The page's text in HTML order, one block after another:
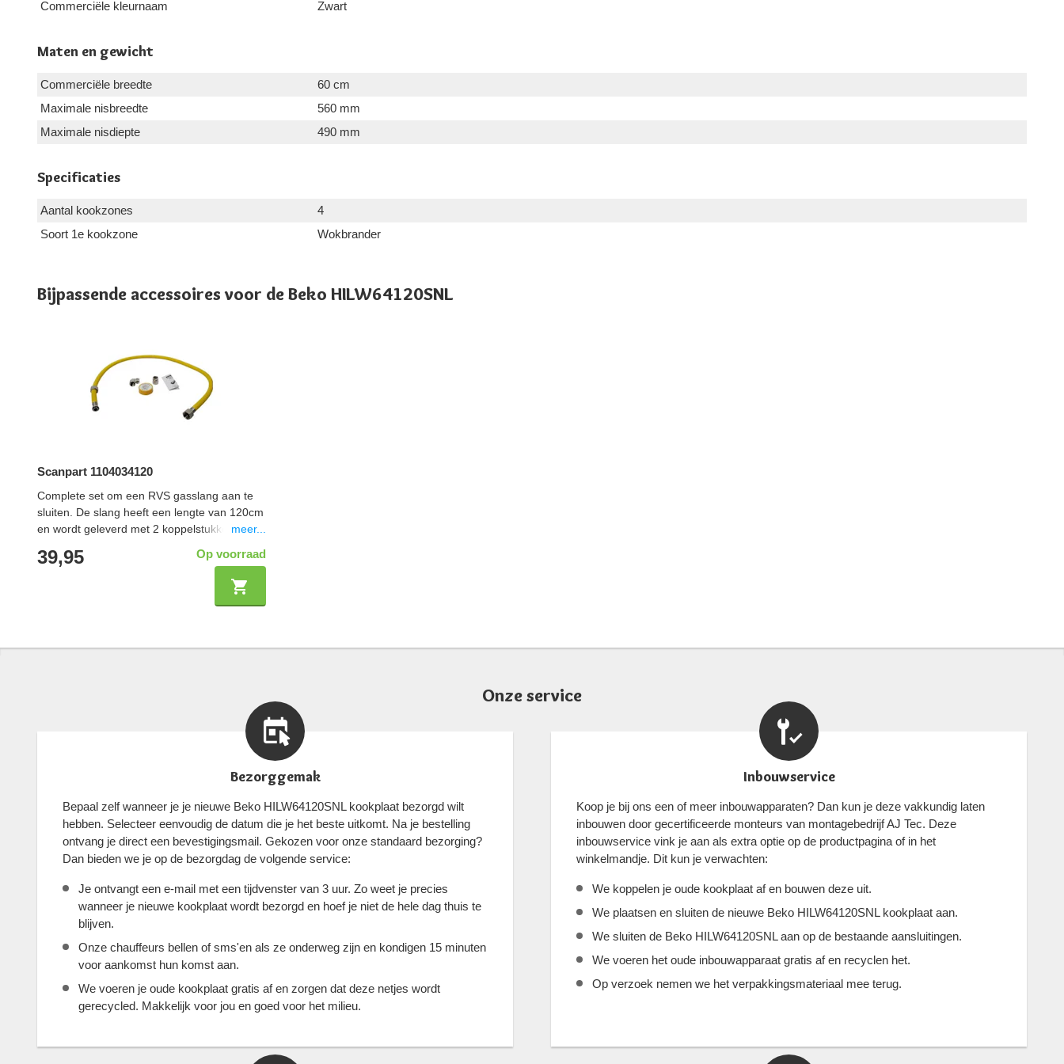
Commerciële kleurnaam
Zwart
Maten en gewicht
Commerciële breedte
60 cm
Maximale nisbreedte
560 mm
Maximale nisdiepte
490 mm
Specificaties
Aantal kookzones
4
Soort 1e kookzone
Wokbrander
Bijpassende accessoires voor de Beko HILW64120SNL
Scanpart 1104034120
Complete set om een RVS gasslang aan te
sluiten. De slang heeft een lengte van 120cm
en wordt geleverd met 2 koppelstukken zodat
worden. De tape wordt gebruikt om de
schroefdraadverbinding veilig af te sluiten.
meer...
39,95 Op voorraad
Onze service
Bezorggemak
Bepaal zelf wanneer je je nieuwe Beko HILW64120SNL kookplaat bezorgd wilt
hebben. Selecteer eenvoudig de datum die je het beste uitkomt. Na je bestelling
ontvang je direct een bevestigingsmail. Gekozen voor onze standaard bezorging?
Dan bieden we je op de bezorgdag de volgende service:
Je ontvangt een e-mail met een tijdvenster van 3 uur. Zo weet je precies
wanneer je nieuwe kookplaat wordt bezorgd en hoef je niet de hele dag thuis te
blijven.
Onze chauffeurs bellen of sms'en als ze onderweg zijn en kondigen 15 minuten
voor aankomst hun komst aan.
We voeren je oude kookplaat gratis af en zorgen dat deze netjes wordt
gerecycled. Makkelijk voor jou en goed voor het milieu.
Inbouwservice
Koop je bij ons een of meer inbouwapparaten? Dan kun je deze vakkundig laten
inbouwen door gecertificeerde monteurs van montagebedrijf AJ Tec. Deze
inbouwservice vink je aan als extra optie op de productpagina of in het
winkelmandje. Dit kun je verwachten:
We koppelen je oude kookplaat af en bouwen deze uit.
We plaatsen en sluiten de nieuwe Beko HILW64120SNL kookplaat aan.
We sluiten de Beko HILW64120SNL aan op de bestaande aansluitingen.
We voeren het oude inbouwapparaat gratis af en recyclen het.
Op verzoek nemen we het verpakkingsmateriaal mee terug.